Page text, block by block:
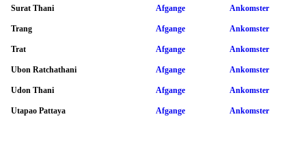
Surat Thani Afgange Ankomster
Trang Afgange Ankomster
Trat Afgange Ankomster
Ubon Ratchathani Afgange Ankomster
Udon Thani Afgange Ankomster
Utapao Pattaya Afgange Ankomster